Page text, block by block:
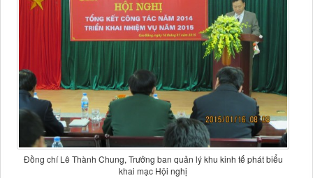
Đồng chí Lê Thành Chung, Trưởng ban quản lý khu kinh tế phát biểu
khai mạc Hội nghị